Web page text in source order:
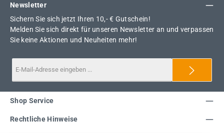
Newsletter
Sichern Sie sich jetzt Ihren 10,- € Gutschein!
Melden Sie sich direkt für unseren Newsletter an und verpassen
Sie keine Aktionen und Neuheiten mehr!
Shop Service
Rechtliche Hinweise